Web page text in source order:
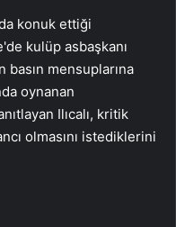
konuk ettiği
kulüp asbaşkanı
basın mensuplarına
oynanan
Ilıcalı, kritik
olmasını istediklerini